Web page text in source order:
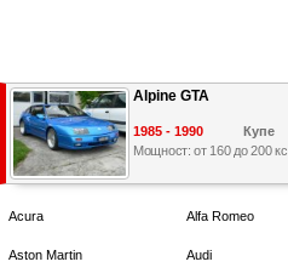
Alpine GTA
1985 - 1990
Купе
Мощност: от 160 до 200 кс
Acura Alfa Romeo
Aston Martin Audi